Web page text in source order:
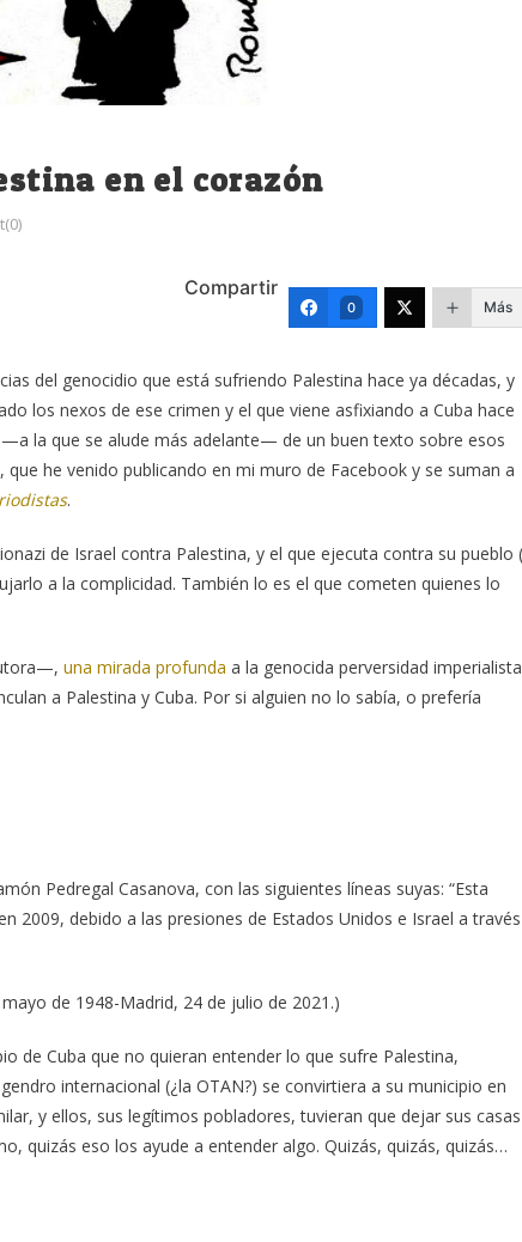
en el corazón
Compartir
0 Más
del genocidio que está sufriendo Palestina hace ya décadas, y
los nexos de ese crimen y el que viene asfixiando a Cuba hace
la que se alude más adelante— de un buen texto sobre esos
he venido publicando en mi muro de Facebook y se suman a
.
de Israel contra Palestina, y el que ejecuta contra su pueblo
a la complicidad. También lo es el que cometen quienes lo
una mirada profunda a la genocida perversidad imperialista
a Palestina y Cuba. Por si alguien no lo sabía, o prefería
Pedregal Casanova, con las siguientes líneas suyas: “Esta
2009, debido a las presiones de Estados Unidos e Israel a través
de 1948-Madrid, 24 de julio de 2021.)
de Cuba que no quieran entender lo que sufre Palestina,
internacional (¿la OTAN?) se convirtiera a su municipio en
y ellos, sus legítimos pobladores, tuvieran que dejar sus
quizás eso los ayude a entender algo. Quizás, quizás, quizás…